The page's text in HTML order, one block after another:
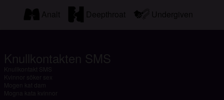
Analt Deepthroat Undergiven
Knullkontakten SMS
Knullkontakt SMS
Kvinnor söker sex
Mogen kat dam
Mogna kata kvinnor